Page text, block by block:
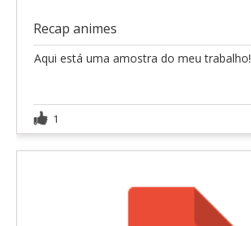
Recap animes
Aqui está uma amostra do meu trabalho!
1